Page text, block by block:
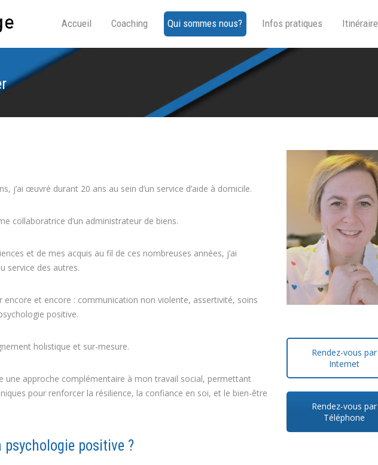
Accueil Coaching Qui sommes nous? Infos pratiques Itinéraire
j’ai œuvré durant 20 ans au sein d’un service d’aide à domicile.
collaboratrice d’un administrateur de biens.
et de mes acquis au fil de ces nombreuses années, j’ai
service des autres.
encore et encore : communication non violente, assertivité, soins
positive.
holistique et sur-mesure.
une approche complémentaire à mon travail social, permettant
pour renforcer la résilience, la confiance en soi, et le bien-être
positive ?
Rendez-vous par
Internet
Rendez-vous par
Téléphone